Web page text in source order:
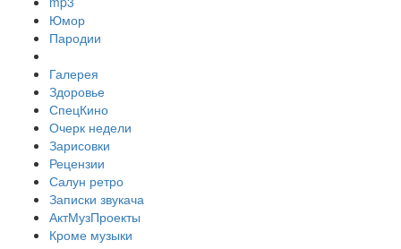
Юмор
Пародии
Галерея
Здоровье
СпецКино
Очерк недели
Зарисовки
Рецензии
Салун ретро
Записки звукача
АктМузПроекты
Кроме музыки